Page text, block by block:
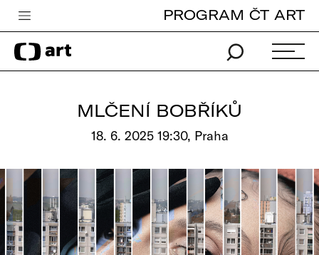
Česká televize
Zpravodajství
Pro děti
edu
Vše o ČT
PROGRAM ČT ART
MLČENÍ BOBŘÍKŮ
18. 6. 2025 19:30, Praha